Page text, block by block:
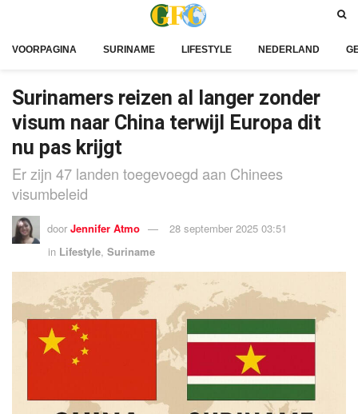
VOORPAGINA SURINAME LIFESTYLE NEDERLAND
Surinamers reizen al langer zonder
visum naar China terwijl Europa dit
nu pas krijgt
Er zijn 47 landen toegevoegd aan Chinees
visumbeleid
door Jennifer Atmo
28 september 2025 03:51
in Lifestyle, Suriname